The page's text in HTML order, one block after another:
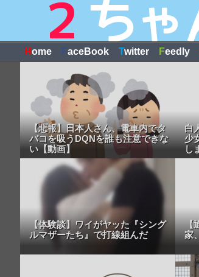
Home FaceBook Twitter Feedly
【悲報】日本人さん、電車内でタ
バコを吸うDQNを誰も注意できな
い【動画】
白
少
し
【体験談】ワイがヤッた『シング
ルマザーたち』で打線組んだ
【
家